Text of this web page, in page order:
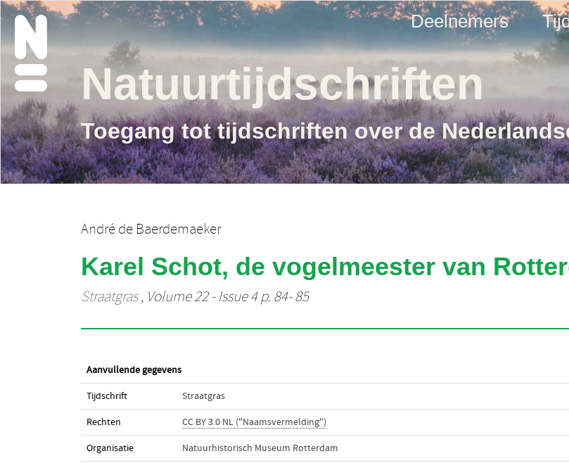
Deelnemers
Natuurtijdschriften
Toegang tot tijdschriften over de
André de Baerdemaeker
Karel Schot, de vogelmeester van
Straatgras, Volume 22 - Issue 4 p. 84- 85
Aanvullende gegevens
Tijdschrift Straatgras
Rechten CC BY 3.0 NL ("Naamsvermelding")
Organisatie Natuurhistorisch Museum Rotterdam